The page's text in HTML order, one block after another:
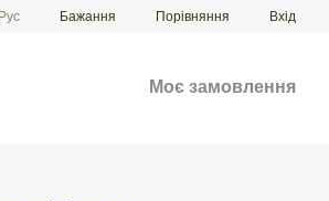
Рус Бажання Порівняння Вхід
Моє замовлення